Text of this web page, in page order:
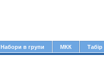
Набори в групи МКК